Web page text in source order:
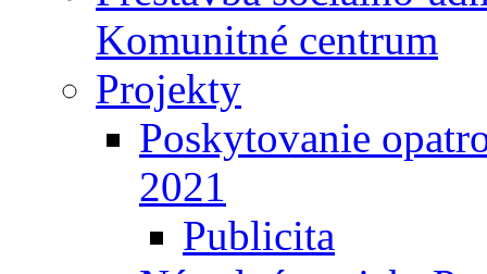
Komunitné centrum
Projekty
Poskytovanie
2021
Publicita